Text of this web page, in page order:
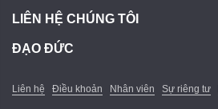
LIÊN HỆ CHÚNG TÔI
ĐẠO ĐỨC
Liên hệ Điều khoản Nhân viên Sự riêng tư